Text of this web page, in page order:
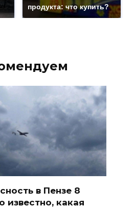
продукта: что купить?
в Пензе 8
известно, какая